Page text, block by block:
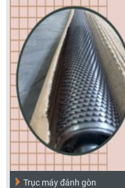
Trục máy đánh gòn